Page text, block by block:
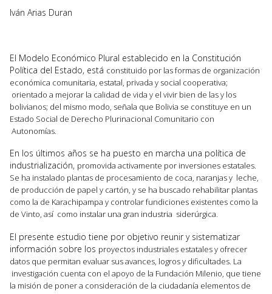
Iván Arias Duran
El Modelo Económico Plural establecido en la Constitución
Política del Estado, está constituido por las formas de organización
económica comunitaria, estatal, privada y social cooperativa;
orientado a mejorar la calidad de vida y el vivir bien de las y los
bolivianos; del mismo modo, señala que Bolivia se constituye en un
Estado Social de Derecho Plurinacional Comunitario con
Autonomías.
En los últimos años se ha puesto en marcha una política de
industrialización, promovida activamente por inversiones estatales.
Se ha instalado plantas de procesamiento de coca, naranjas y leche,
de producción de papel y cartón, y se ha buscado rehabilitar plantas
como la de Karachipampa y controlar fundiciones existentes como la
de Vinto, así como instalar una gran industria siderúrgica.
El presente estudio tiene por objetivo reunir y sistematizar
información sobre los proyectos industriales estatales y ofrecer
datos que permitan evaluar sus avances, logrosy dificultades. La
investigación cuenta con el apoyo de la Fundación Milenio, que tiene
la misión de poner a consideración de la ciudadanía elementos de